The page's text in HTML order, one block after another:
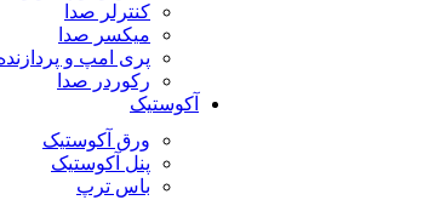
کنترلر صدا
میکسر صدا
پری امپ و
رکوردر صدا
آکوستیک
ورق آکوستیک
پنل آکوستیک
باس ترپ